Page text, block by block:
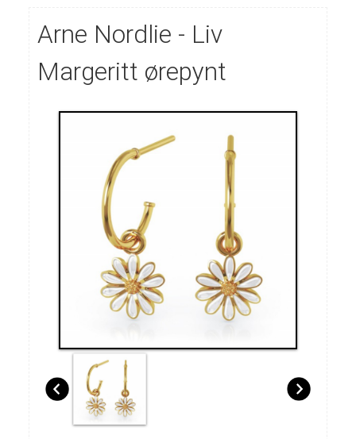
Arne Nordlie - Liv
Margeritt ørepynt